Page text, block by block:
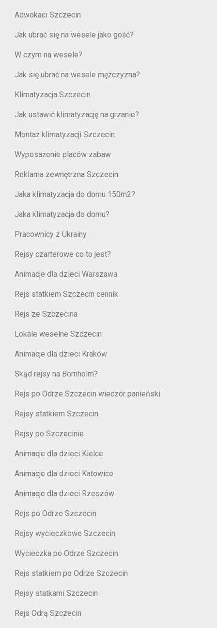
Adwokaci Szczecin
Jak ubrać się na wesele jako gość?
W czym na wesele?
Jak się ubrać na wesele mężczyzna?
Klimatyzacja Szczecin
Jak ustawić klimatyzację na grzanie?
Montaż klimatyzacji Szczecin
Wyposażenie placów zabaw
Reklama zewnętrzna Szczecin
Jaka klimatyzacja do domu 150m2?
Jaka klimatyzacja do domu?
Pracownicy z Ukrainy
Rejsy czarterowe co to jest?
Animacje dla dzieci Warszawa
Rejs statkiem Szczecin cennik
Rejs ze Szczecina
Lokale weselne Szczecin
Animacje dla dzieci Kraków
Skąd rejsy na Bornholm?
Rejs po Odrze Szczecin wieczór panieński
Rejsy statkiem Szczecin
Rejsy po Szczecinie
Animacje dla dzieci Kielce
Animacje dla dzieci Katowice
Animacje dla dzieci Rzeszów
Rejs po Odrze Szczecin
Rejsy wycieczkowe Szczecin
Wycieczka po Odrze Szczecin
Rejs statkiem po Odrze Szczecin
Rejsy statkami Szczecin
Rejs Odrą Szczecin